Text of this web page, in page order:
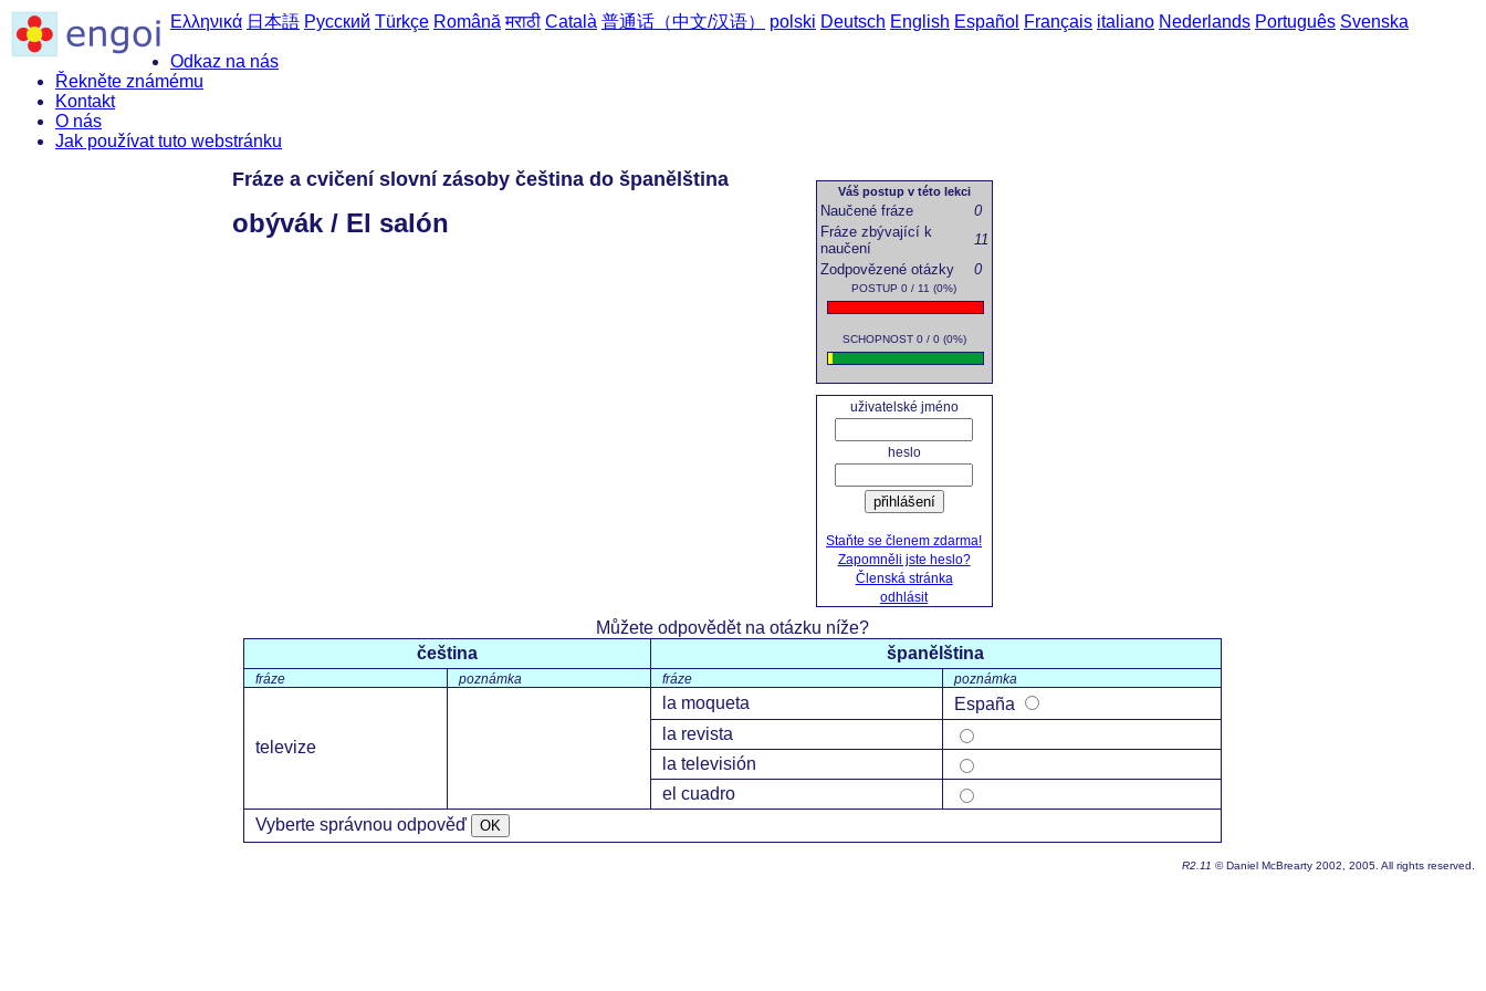
Ελληνικά 日本語 Русский Türkçe Română मराठी Català 普通话（中文/汉语） polski Deutsch English Español Français italiano Nederlands Português Svenska
Odkaz na nás
Řekněte známému
Kontakt
O nás
Jak používat tuto webstránku
Váš postup v této lekci
Naučené fráze
0
Fráze zbývající k
naučení
11
Zodpovězené otázky
0
POSTUP 0 / 11 (0%)
SCHOPNOST 0 / 0 (0%)
uživatelské jméno
heslo
přihlášení
Staňte se členem zdarma!
Zapomněli jste heslo?
Členská stránka
odhlásit
Fráze a cvičení slovní zásoby čeština do španělština
obývák / El salón
Můžete odpovědět na otázku níže?
čeština
španělština
fráze poznámka fráze poznámka
televize
la moqueta
España
la revista
la televisión
el cuadro
Vyberte správnou odpověď
R2.11 © Daniel McBrearty 2002, 2005. All rights reserved.